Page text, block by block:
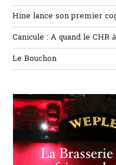
Hine lance son premier
Canicule : A quand le CHR
Le Bouchon